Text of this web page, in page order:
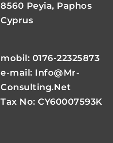
8560 Peyia, Paphos
Cyprus
mobil: 0176-22325873
e-mail: Info@mr-
Consulting.net
Tax No: CY60007593K